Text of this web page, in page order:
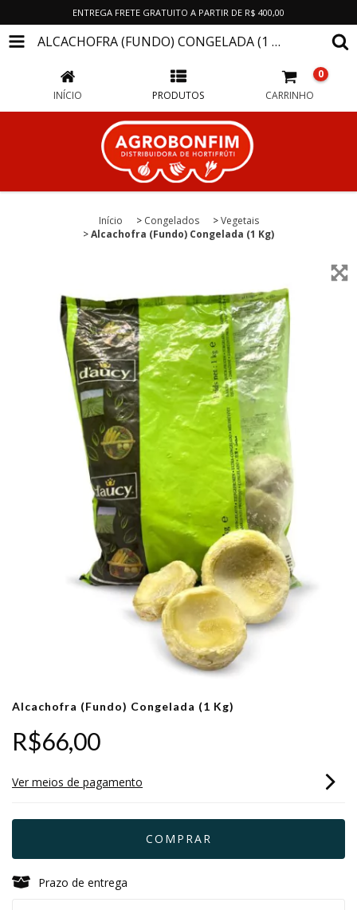
ENTREGA FRETE GRATUITO A PARTIR DE R$ 400,00
ALCACHOFRA (FUNDO) CONGELADA (1 KG)
INÍCIO PRODUTOS CARRINHO
0
Início > Congelados > Vegetais
>Alcachofra (Fundo) Congelada (1 Kg)
Alcachofra (Fundo) Congelada (1 Kg)
R$66,00
Ver meios de pagamento
Prazo de entrega